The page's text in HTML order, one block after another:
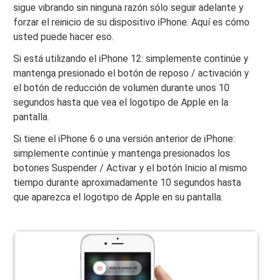
sigue vibrando sin ninguna razón sólo seguir adelante y
forzar el reinicio de su dispositivo iPhone. Aquí es cómo
usted puede hacer eso.
Si está utilizando el iPhone 12: simplemente continúe y
mantenga presionado el botón de reposo / activación y
el botón de reducción de volumen durante unos 10
segundos hasta que vea el logotipo de Apple en la
pantalla.
Si tiene el iPhone 6 o una versión anterior de iPhone:
simplemente continúe y mantenga presionados los
botones Suspender / Activar y el botón Inicio al mismo
tiempo durante aproximadamente 10 segundos hasta
que aparezca el logotipo de Apple en su pantalla.